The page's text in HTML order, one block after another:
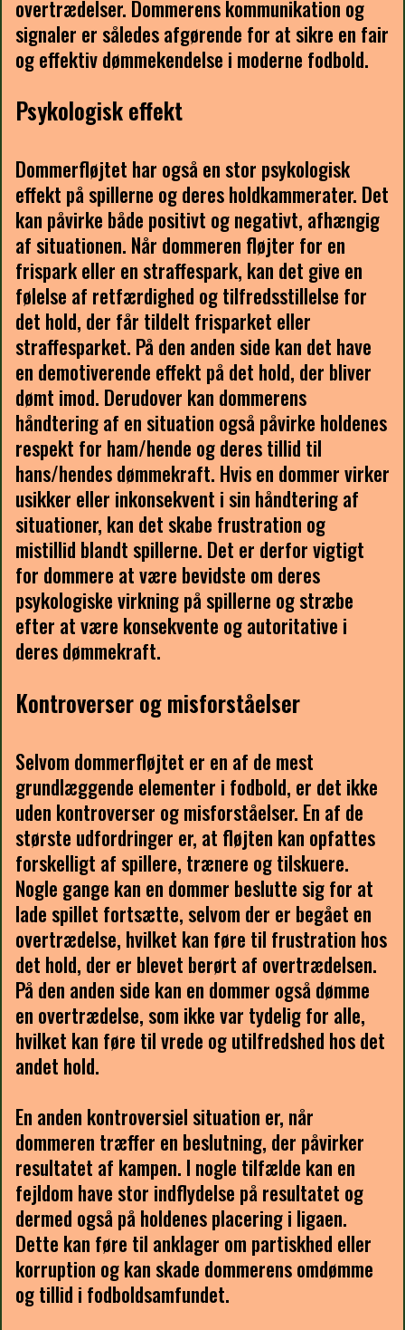
overtrædelser. Dommerens kommunikation og
signaler er således afgørende for at sikre en fair
og effektiv dømmekendelse i moderne fodbold.
Psykologisk effekt
Dommerfløjtet har også en stor psykologisk
effekt på spillerne og deres holdkammerater. Det
kan påvirke både positivt og negativt, afhængig
af situationen. Når dommeren fløjter for en
frispark eller en straffespark, kan det give en
følelse af retfærdighed og tilfredsstillelse for
det hold, der får tildelt frisparket eller
straffesparket. På den anden side kan det have
en demotiverende effekt på det hold, der bliver
dømt imod. Derudover kan dommerens
håndtering af en situation også påvirke holdenes
respekt for ham/hende og deres tillid til
hans/hendes dømmekraft. Hvis en dommer virker
usikker eller inkonsekvent i sin håndtering af
situationer, kan det skabe frustration og
mistillid blandt spillerne. Det er derfor vigtigt
for dommere at være bevidste om deres
psykologiske virkning på spillerne og stræbe
efter at være konsekvente og autoritative i
deres dømmekraft.
Kontroverser og misforståelser
Selvom dommerfløjtet er en af de mest
grundlæggende elementer i fodbold, er det ikke
uden kontroverser og misforståelser. En af de
største udfordringer er, at fløjten kan opfattes
forskelligt af spillere, trænere og tilskuere.
Nogle gange kan en dommer beslutte sig for at
lade spillet fortsætte, selvom der er begået en
overtrædelse, hvilket kan føre til frustration hos
det hold, der er blevet berørt af overtrædelsen.
På den anden side kan en dommer også dømme
en overtrædelse, som ikke var tydelig for alle,
hvilket kan føre til vrede og utilfredshed hos det
andet hold.
En anden kontroversiel situation er, når
dommeren træffer en beslutning, der påvirker
resultatet af kampen. I nogle tilfælde kan en
fejldom have stor indflydelse på resultatet og
dermed også på holdenes placering i ligaen.
Dette kan føre til anklager om partiskhed eller
korruption og kan skade dommerens omdømme
og tillid i fodboldsamfundet.